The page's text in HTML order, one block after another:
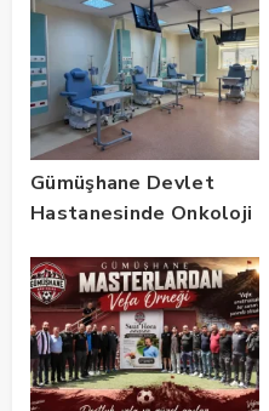
Gümüşhane Devlet
Hastanesinde Onkoloji
Hastaya Hizmet Verdi